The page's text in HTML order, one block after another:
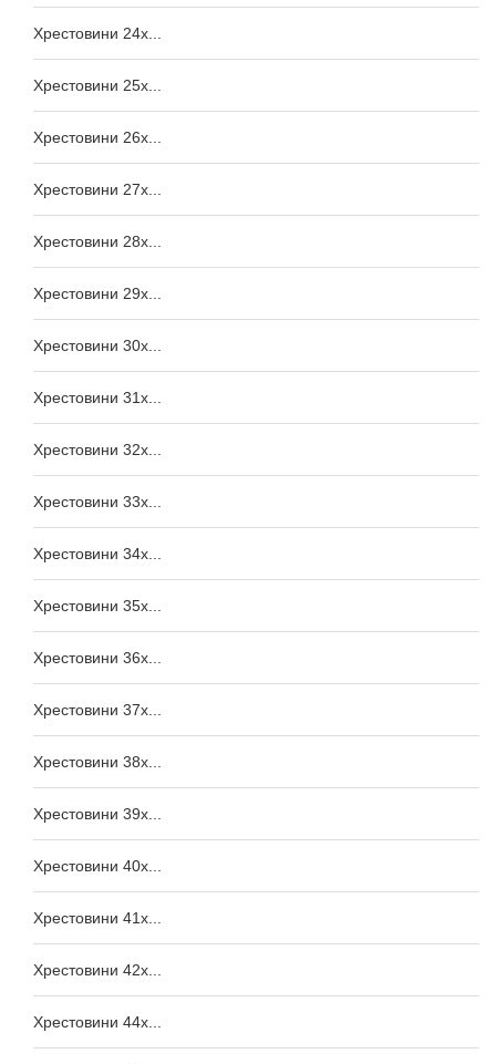
Хрестовини 24x...
Хрестовини 25x...
Хрестовини 26x...
Хрестовини 27x...
Хрестовини 28x...
Хрестовини 29x...
Хрестовини 30x...
Хрестовини 31x...
Хрестовини 32x...
Хрестовини 33x...
Хрестовини 34x...
Хрестовини 35x...
Хрестовини 36x...
Хрестовини 37x...
Хрестовини 38x...
Хрестовини 39x...
Хрестовини 40x...
Хрестовини 41x...
Хрестовини 42x...
Хрестовини 44x...